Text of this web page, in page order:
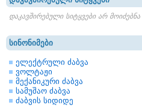
დაკავშირებული სიტყვები არ მოიძებნა
სინონიმები
ელექტრული ძაბვა
ვოლტაჟი
მექანიკური ძაბვა
სამუშაო ძაბვა
ძაბვის სიდიდე